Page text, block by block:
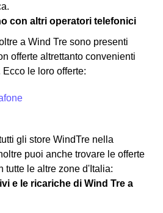
con altri operatori telefonici
a Wind Tre sono presenti
offerte altrettanto convenienti
Ecco le loro offerte:
gli store WindTre nella
puoi anche trovare le offerte
tutte le altre zone d'Italia:
e le ricariche di Wind Tre a